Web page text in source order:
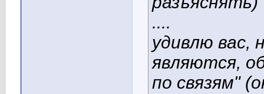
....
удивлю вас,
являются,
по связям"